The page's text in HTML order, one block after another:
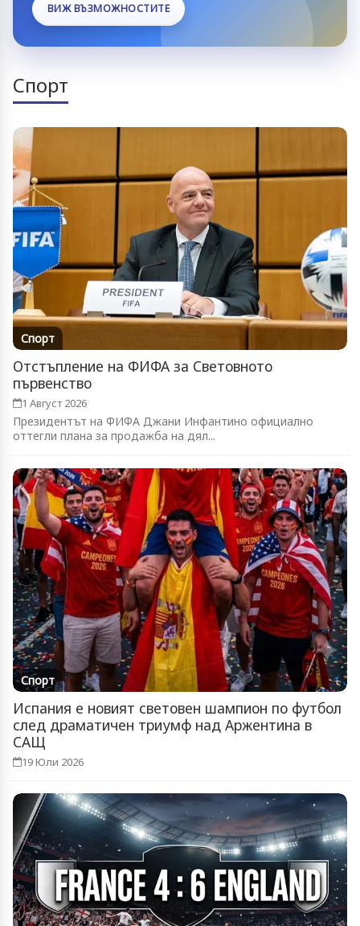
ВИЖ ВЪЗМОЖНОСТИТЕ
Спорт
Спорт
Отстъпление на ФИФА за Световното
първенство
1 Август 2026
Президентът на ФИФА Джани Инфантино официално
оттегли плана за продажба на дял...
Спорт
Испания е новият световен шампион по футбол
след драматичен триумф над Аржентина в
САЩ
19 Юли 2026